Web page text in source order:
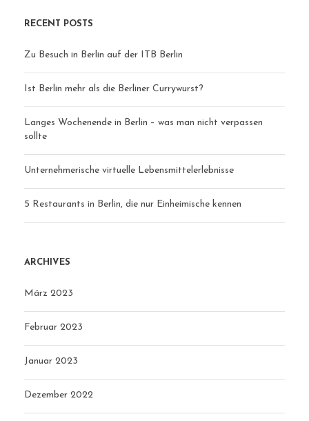
RECENT POSTS
Zu Besuch in Berlin auf der ITB Berlin
Ist Berlin mehr als die Berliner Currywurst?
Langes Wochenende in Berlin – was man nicht verpassen
sollte
Unternehmerische virtuelle Lebensmittelerlebnisse
5 Restaurants in Berlin, die nur Einheimische kennen
ARCHIVES
März 2023
Februar 2023
Januar 2023
Dezember 2022